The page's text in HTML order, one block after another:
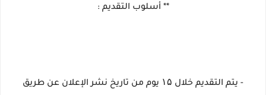
** أسلوب التقديم :
- يتم التقديم خلال ۱۵ يوم من تاريخ نشر الإعلان عن طريق